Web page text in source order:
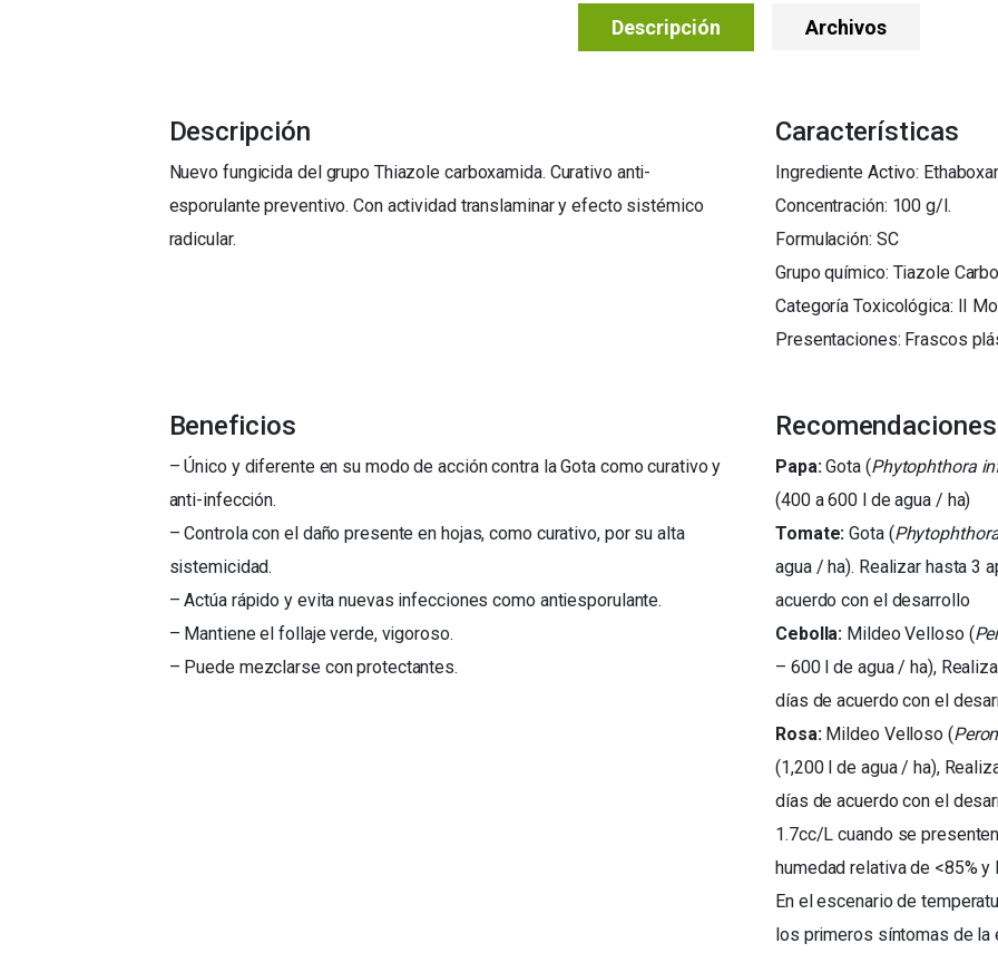
Descripción Archivos
Descripción
Nuevo fungicida del grupo Thiazole carboxamida. Curativo anti-
esporulante preventivo. Con actividad translaminar y efecto sistémico
radicular.
Características
Ingrediente Activo:
Concentración: 100 g/l.
Formulación: SC
Grupo químico: Tiazole
Categoría Toxicológica: II
Presentaciones: Frascos
Beneficios
– Único y diferente en su modo de acción contra la Gota como curativo y
anti-infección.
– Controla con el daño presente en hojas, como curativo, por su alta
sistemicidad.
– Actúa rápido y evita nuevas infecciones como antiesporulante.
– Mantiene el follaje verde, vigoroso.
– Puede mezclarse con protectantes.
Papa:Gota (Phytophthora
(400 a 600 l de agua / ha)
Tomate: Gota (
agua / ha). Realizar hasta 3
acuerdo con el desarrollo
Cebolla: Mildeo Velloso (
– 600 l de agua / ha),
días de acuerdo con el
Rosa:Mildeo Velloso (
(1,200 l de agua / ha),
días de acuerdo con el
1.7cc/L cuando se
humedad relativa de <85%
En el escenario de
los primeros síntomas de la